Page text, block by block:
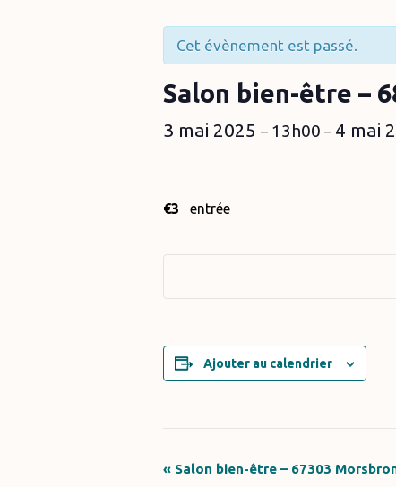
Cet évènement est passé.
Salon bien-être –
3 mai 2025 – 13h00 – 4 mai
€3 entrée
Ajouter au calendrier
Navigation
« Salon bien-être – 67303